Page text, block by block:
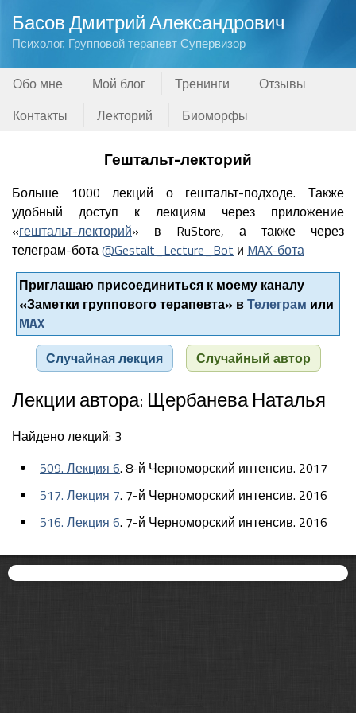
Басов Дмитрий Александрович
Психолог, Групповой терапевт Супервизор
Обо мне Мой блог Тренинги
Отзывы
Контакты
Лекторий Биоморфы
Гештальт-лекторий
Больше 1000 лекций о гештальт-подходе. Также
удобный доступ к лекциям через приложение
«гештальт-лекторий» в RuStore, а также через
телеграм-бота@Gestalt_Lecture_Bot и MAX-бота
Приглашаю присоединиться к моему каналу
«Заметки группового терапевта» вТелеграм или
MAX
Случайная лекция
Случайный автор
Лекции автора: Щербанева Наталья
Найдено лекций: 3
509. Лекция 6. 8-й Черноморский интенсив. 2017
517. Лекция 7. 7-й Черноморский интенсив. 2016
516. Лекция 6. 7-й Черноморский интенсив. 2016